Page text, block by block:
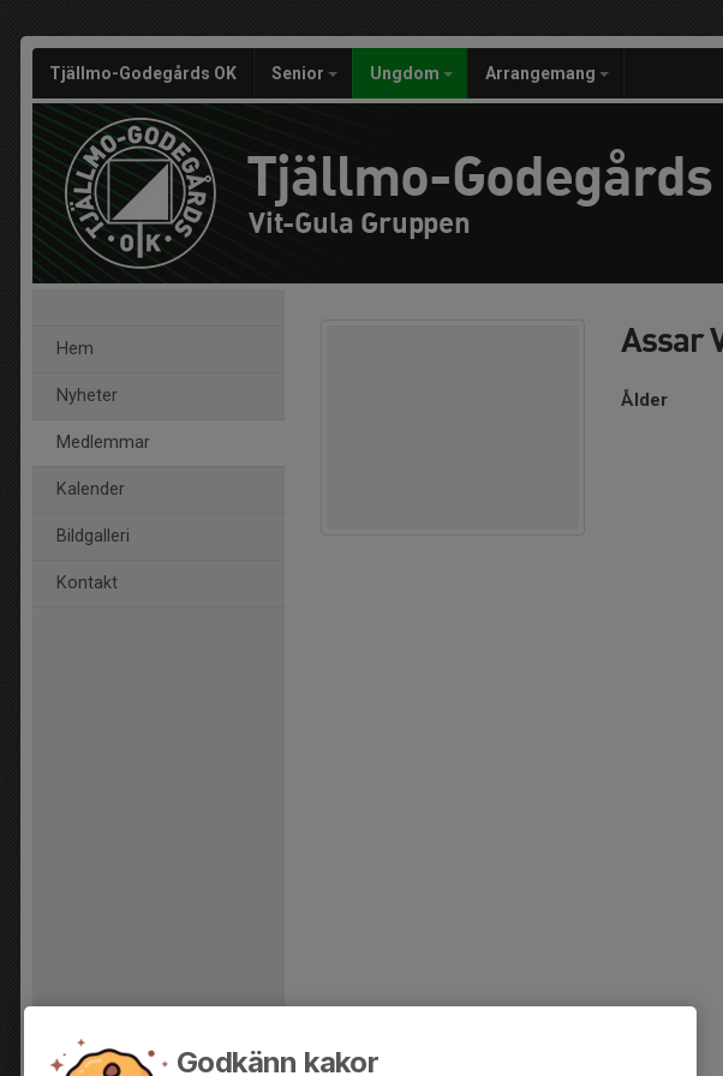
Tjällmo-Godegårds OK Senior Ungdom Arrangemang
Tjällmo-Godegårds
Vit-Gula Gruppen
Hem
Nyheter
Medlemmar
Kalender
Bildgalleri
Kontakt
Assar
Ålder
Godkänn kakor